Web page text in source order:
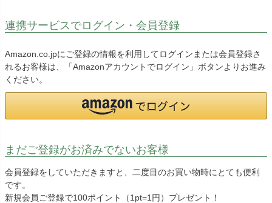
連携サービスでログイン・会員登録
Amazon.co.jpにご登録の情報を利用してログインまたは会員登録さ
れるお客様は、「Amazonアカウントでログイン」ボタンよりお進み
ください。
まだご登録がお済みでないお客様
会員登録をしていただきますと、二度目のお買い物時にとても便利
です。
新規会員ご登録で100ポイント（1pt=1円）プレゼント！